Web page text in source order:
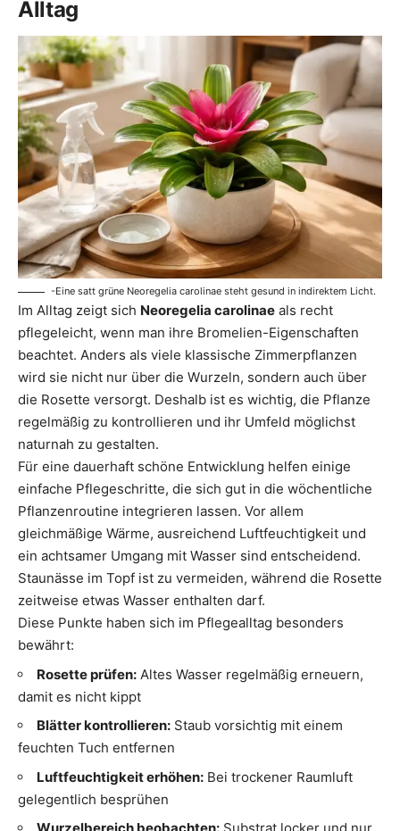
Alltag
-Eine satt grüne Neoregelia carolinae steht gesund in indirektem Licht.
Im Alltag zeigt sich Neoregelia carolinae als recht
pflegeleicht, wenn man ihre Bromelien-Eigenschaften
beachtet. Anders als viele klassische Zimmerpflanzen
wird sie nicht nur über die Wurzeln, sondern auch über
die Rosette versorgt. Deshalb ist es wichtig, die Pflanze
regelmäßig zu kontrollieren und ihr Umfeld möglichst
naturnah zu gestalten.
Für eine dauerhaft schöne Entwicklung helfen einige
einfache Pflegeschritte, die sich gut in die wöchentliche
Pflanzenroutine integrieren lassen. Vor allem
gleichmäßige Wärme, ausreichend Luftfeuchtigkeit und
ein achtsamer Umgang mit Wasser sind entscheidend.
Staunässe im Topf ist zu vermeiden, während die Rosette
zeitweise etwas Wasser enthalten darf.
Diese Punkte haben sich im Pflegealltag besonders
bewährt:
Rosette prüfen: Altes Wasser regelmäßig erneuern,
damit es nicht kippt
Blätter kontrollieren: Staub vorsichtig mit einem
feuchten Tuch entfernen
Luftfeuchtigkeit erhöhen: Bei trockener Raumluft
gelegentlich besprühen